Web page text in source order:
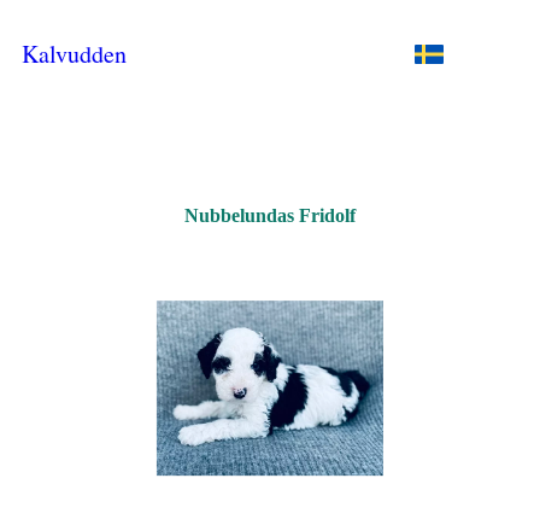
Kalvudden
Nubbelundas Fridolf